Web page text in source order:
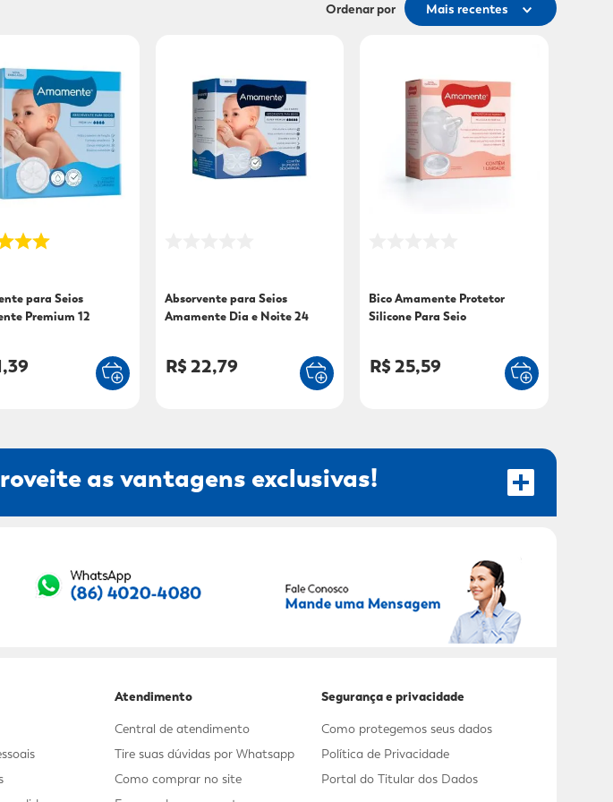
Ordenar por Mais recentes
para Seios
Premium 12
Absorvente para Seios
Amamente Dia e Noite 24
R$ 22,79
Bico Amamente Protetor
Silicone Para Seio
R$ 25,59
as vantagens exclusivas!
RECEBER OFERTAS EXCLUSIVAS!
Atendimento
Central de atendimento
Tire suas dúvidas por Whatsapp
Como comprar no site
Segurança e privacidade
Como protegemos seus dados
Política de Privacidade
Portal do Titular dos Dados